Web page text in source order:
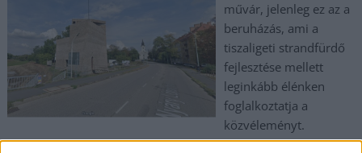
művár, jelenleg ez az a
beruházás, ami a
tiszaligeti strandfürdő
fejlesztése mellett
leginkább élénken
foglalkoztatja a
közvéleményt.
Mindkettő jelentős határidőcsúszásban van, de a művár az év